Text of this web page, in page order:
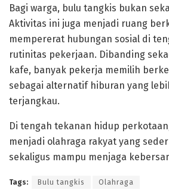
Bagi warga, bulu tangkis bukan
Aktivitas ini juga menjadi ruang
mempererat hubungan sosial di
rutinitas pekerjaan. Dibanding
kafe, banyak pekerja memilih
sebagai alternatif hiburan yang
terjangkau.
Di tengah tekanan hidup
menjadi olahraga rakyat yang
sekaligus mampu menjaga
Tags: Bulu tangkis Olahraga